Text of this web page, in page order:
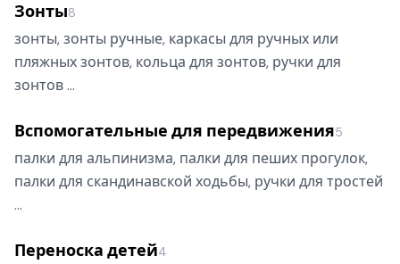
Зонты8
зонты, зонты ручные, каркасы для ручных или
пляжных зонтов, кольца для зонтов, ручки для
зонтов …
Вспомогательные для передвижения5
палки для альпинизма, палки для пеших прогулок,
палки для скандинавской ходьбы, ручки для тростей
…
Переноска детей4